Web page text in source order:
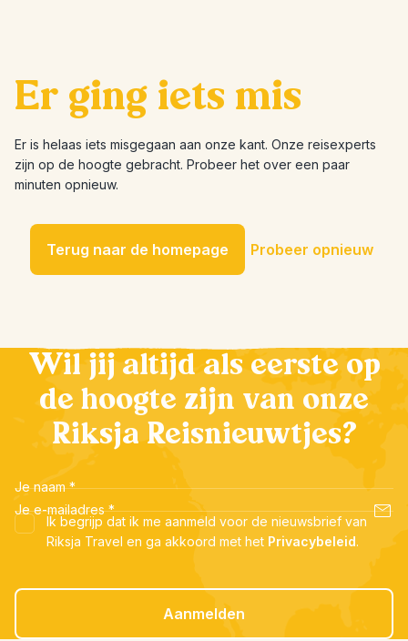
Er ging iets mis
Er is helaas iets misgegaan aan onze kant. Onze reisexperts
zijn op de hoogte gebracht. Probeer het over een paar
minuten opnieuw.
Terug naar de homepage Probeer opnieuw
Wil jij altijd als eerste op
de hoogte zijn van onze
Riksja Reisnieuwtjes?
Je naam *
Je e-mailadres *
Ik begrijp dat ik me aanmeld voor de nieuwsbrief van
Riksja Travel en ga akkoord met het Privacybeleid.
Aanmelden